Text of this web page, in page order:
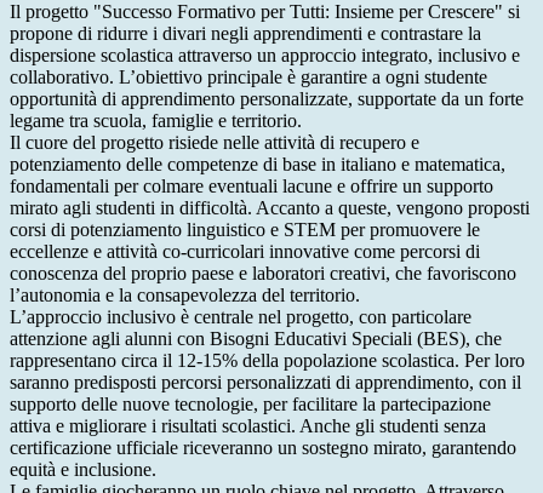
Il progetto "Successo Formativo per Tutti: Insieme per Crescere" si
propone di ridurre i divari negli apprendimenti e contrastare la
dispersione scolastica attraverso un approccio integrato, inclusivo e
collaborativo. L’obiettivo principale è garantire a ogni studente
opportunità di apprendimento personalizzate, supportate da un forte
legame tra scuola, famiglie e territorio.
Il cuore del progetto risiede nelle attività di recupero e
potenziamento delle competenze di base in italiano e matematica,
fondamentali per colmare eventuali lacune e offrire un supporto
mirato agli studenti in difficoltà. Accanto a queste, vengono proposti
corsi di potenziamento linguistico e STEM per promuovere le
eccellenze e attività co-curricolari innovative come percorsi di
conoscenza del proprio paese e laboratori creativi, che favoriscono
l’autonomia e la consapevolezza del territorio.
L’approccio inclusivo è centrale nel progetto, con particolare
attenzione agli alunni con Bisogni Educativi Speciali (BES), che
rappresentano circa il 12-15% della popolazione scolastica. Per loro
saranno predisposti percorsi personalizzati di apprendimento, con il
supporto delle nuove tecnologie, per facilitare la partecipazione
attiva e migliorare i risultati scolastici. Anche gli studenti senza
certificazione ufficiale riceveranno un sostegno mirato, garantendo
equità e inclusione.